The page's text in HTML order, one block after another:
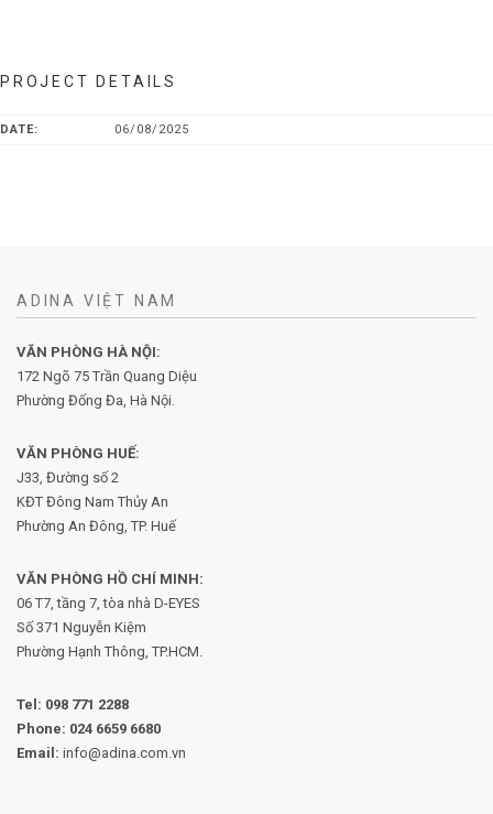
PROJECT DETAILS
DATE: 06/08/2025
ADINA VIỆT NAM
VĂN PHÒNG HÀ NỘI:
172 Ngõ 75 Trần Quang Diệu
Phường Đống Đa, Hà Nội.
VĂN PHÒNG HUẾ:
J33, Đường số 2
KĐT Đông Nam Thủy An
Phường An Đông, TP. Huế
VĂN PHÒNG HỒ CHÍ MINH:
06 T7, tầng 7, tòa nhà D-EYES
Số 371 Nguyễn Kiệm
Phường Hạnh Thông, TP.HCM.
Tel: 098 771 2288
Phone: 024 6659 6680
Email: info@adina.com.vn